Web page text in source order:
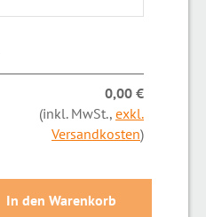
0,00 €
(inkl. MwSt., exkl.
Versandkosten)